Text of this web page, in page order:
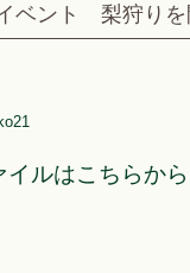
ベント 梨狩りを
イルはこちらから